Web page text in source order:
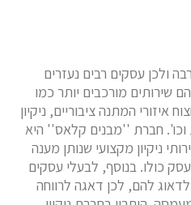
ולכן עסקים רבים נעזרים
שירותים מורכבים יותר כמו
איזורי המתנה ציבוריים, ניקיון
וכו'. חברת ''מבנים קלאס'' היא
ניקיון מקצועי שנותן מענה
כולו. בנוסף, לבעלי עסקים
לדאוג להם, לכן דאגה לרווחה